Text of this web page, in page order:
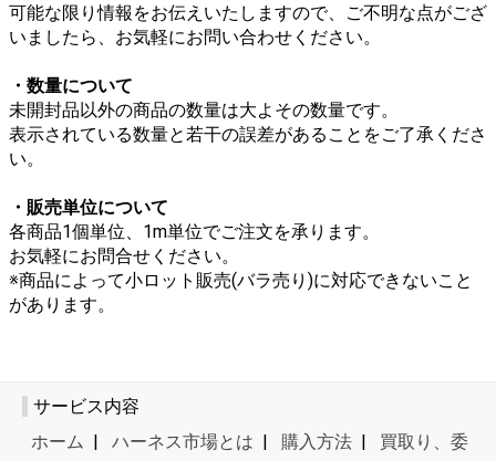
可能な限り情報をお伝えいたしますので、ご不明な点がござ
いましたら、お気軽にお問い合わせください。
・数量について
未開封品以外の商品の数量は大よその数量です。
表示されている数量と若干の誤差があることをご了承くださ
い。
・販売単位について
各商品1個単位、1m単位でご注文を承ります。
お気軽にお問合せください。
※商品によって小ロット販売(バラ売り)に対応できないこと
があります。
サービス内容
ホーム | ハーネス市場とは | 購入方法 | 買取り、委